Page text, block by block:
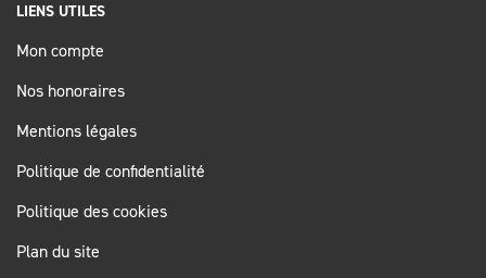
LIENS UTILES
Mon compte
Nos honoraires
Mentions légales
Politique de confidentialité
Politique des cookies
Plan du site